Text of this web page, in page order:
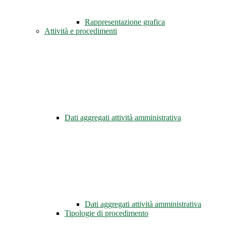
Rappresentazione grafica
Attività e procedimenti
Dati aggregati attività amministrativa
Dati aggregati attività amministrativa
Tipologie di procedimento